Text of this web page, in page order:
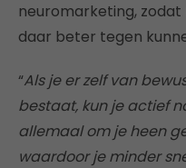
neuromarketing,
daar beter tegen
“Als je er zelf van
bestaat, kun je actief
allemaal om je heen
waardoor je minder